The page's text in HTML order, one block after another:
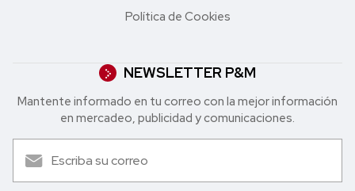
Política de Cookies
NEWSLETTER P&M
Mantente informado en tu correo con la mejor in formación
en mercadeo, publicidad y comunicaciones.